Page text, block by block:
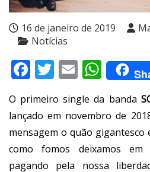
16 de janeiro de 2019
Notícias
Facebook
Twitter
Email
O primeiro single da banda
lançado em novembro de
mensagem o quão
como fomos deixamos
pagando pela nossa